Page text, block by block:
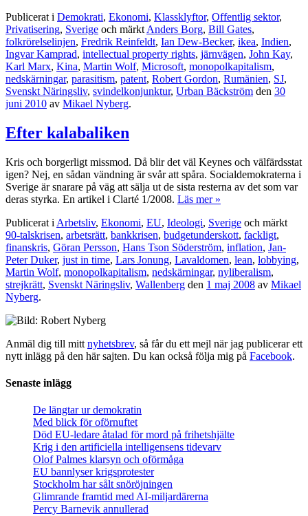
Publicerat i Demokrati, Ekonomi, Klassklyftor, Offentlig sektor,
Privatisering, Sverige och märkt Anders Borg, Bill Gates,
folkrörelselinjen, Fredrik Reinfeldt, Ian Dew-Becker, ikea, Indien,
Ingvar Kamprad, intellectual property rights, järnvägen, John Kay,
Karl Marx, Kina, Martin Wolf, Microsoft, monopolkapitalism,
nedskärningar, parasitism, patent, Robert Gordon, Rumänien, SJ,
Svenskt Näringsliv, svindelkonjunktur, Urban Bäckström den 30
juni 2010 av Mikael Nyberg.
Efter kalabaliken
Kris och borgerligt missmod. Då blir det väl Keynes och välfärdsstat
igen? Nej, en sådan vändning är svår att spåra. Socialdemokraterna i
Sverige är snarare på väg att sälja ut de sista resterna av det som var
deras styrka. En artikel i Clarté 1/2008. Läs mer »
Publicerat i Arbetsliv, Ekonomi, EU, Ideologi, Sverige och märkt
90-talskrisen, arbetsrätt, bankkrisen, budgetunderskott, fackligt,
finanskris, Göran Persson, Hans Tson Söderström, inflation, Jan-
Peter Duker, just in time, Lars Jonung, Lavaldomen, lean, lobbying,
Martin Wolf, monopolkapitalism, nedskärningar, nyliberalism,
strejkrätt, Svenskt Näringsliv, Wallenberg den 1 maj 2008 av Mikael
Nyberg.
Anmäl dig till mitt nyhetsbrev, så får du ett mejl när jag publicerar ett
nytt inlägg på den här sajten. Du kan också följa mig på Facebook.
Senaste inlägg
De längtar ur demokratin
Med blick för oförnuftet
Död EU-ledare åtalad för mord på frihetshjälte
Krig i den artificiella intelligensens tidevarv
Olof Palmes klarsyn och oförmåga
EU bannlyser krigsprotester
Stockholm har sålt snöröjningen
Glimrande framtid med AI-miljardärerna
Percy Barnevik annullerad